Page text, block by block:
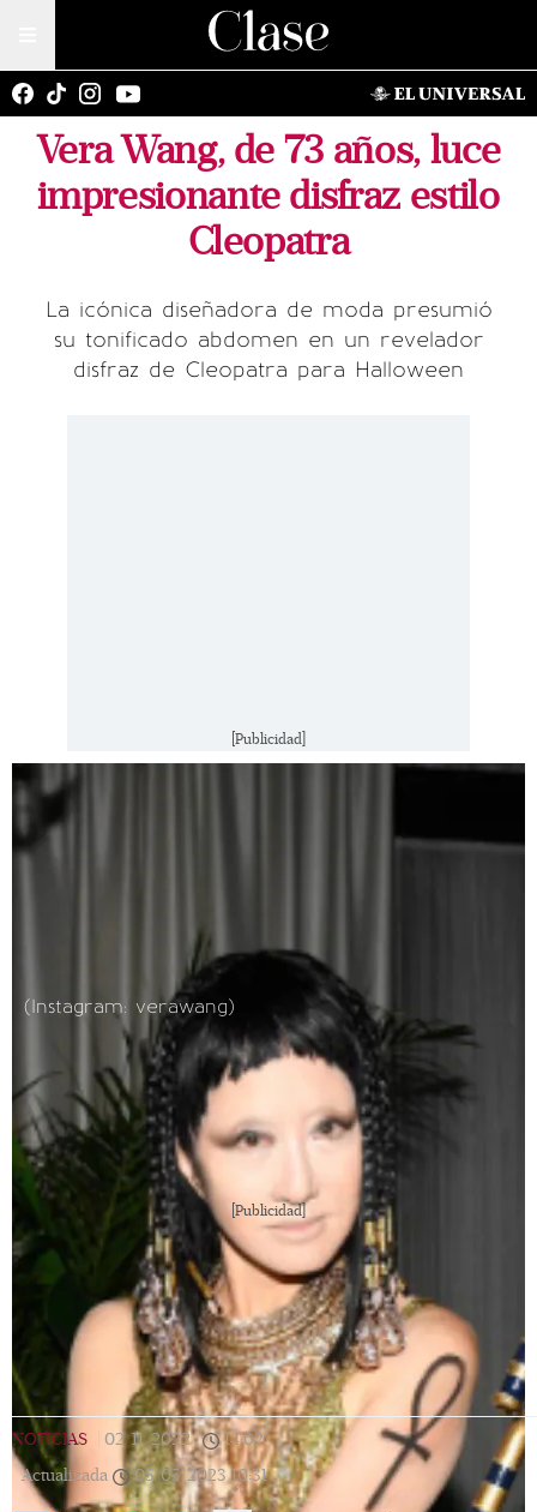
Vera Wang, de 73 años, luce
impresionante disfraz estilo
Cleopatra
La icónica diseñadora de moda presumió
su tonificado abdomen en un revelador
disfraz de Cleopatra para Halloween
[Publicidad]
(Instagram: verawang)
[Publicidad]
NOTICIAS 02/11/2022 | 14:02 |
Actualizada
05/05/2023 10:31